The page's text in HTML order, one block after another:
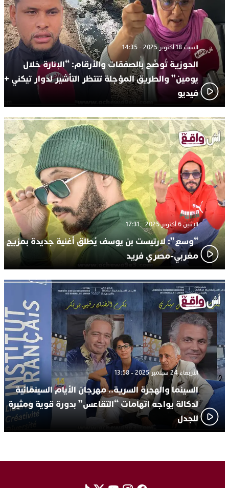
السبت 18 أكتوبر 2025 - 14:35
الحوزية تُوضّح بالصفقات والأرقام: “الإنارة خلال
يومين” والطريق المؤجلة تنتظر التأشير لدوار تيكني +
فيديو
الإثنين 6 أكتوبر 2025 - 17:31
“وسع”: لارتيست بن يوسف يُطلق أغنية جديدة بمزيج
مغربي-مصري فريد
الأربعاء 24 سبتمبر 2025 - 13:58
السينما والهجرة السرية.. مهرجان الأيام السينمائية
لدكالة يواجه اتهامات “التقاعس” بدورة قوية ومثيرة
للجدل